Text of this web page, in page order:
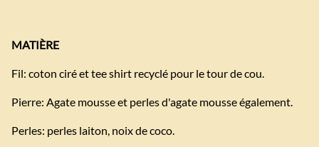
MATIÈRE
Fil: coton ciré et tee shirt recyclé pour le tour de cou.
Pierre: Agate mousse et perles d'agate mousse également.
Perles: perles laiton, noix de coco.